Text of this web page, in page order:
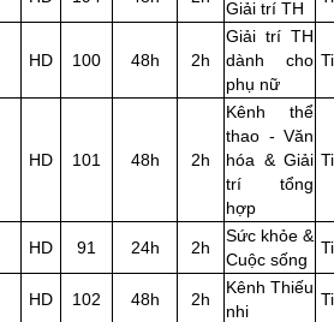
Giải trí TH
HD 100 48h 2h
Giải trí TH
dành cho
phụ nữ
HD 101 48h 2h
Kênh thể
thao - Văn
hóa & Giải
trí tổng
hợp
HD 91 24h 2h
Sức khỏe &
Cuộc sống
HD 102 48h 2h
Kênh Thiếu
nhi